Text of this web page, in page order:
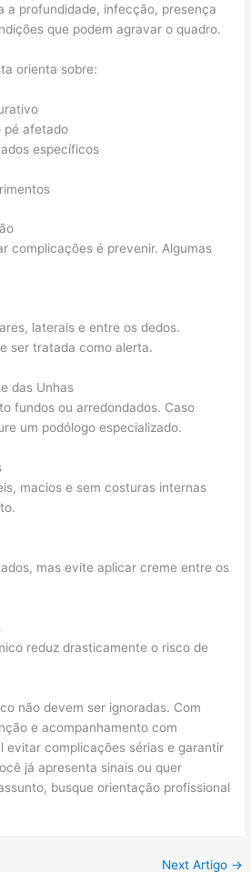
a profundidade, infecção, presença
que podem agravar o quadro.
orienta sobre:
pé afetado
específicos
complicações é prevenir. Algumas
laterais e entre os dedos.
ser tratada como alerta.
das Unhas
fundos ou arredondados. Caso
um podólogo especializado.
macios e sem costuras internas
mas evite aplicar creme entre os
reduz drasticamente o risco de
não devem ser ignoradas. Com
e acompanhamento com
evitar complicações sérias e garantir
já apresenta sinais ou quer
busque orientação profissional
Next Artigo →